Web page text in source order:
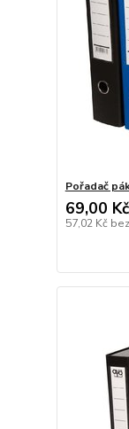
Pořadač
69,00 Kč
57,02 Kč